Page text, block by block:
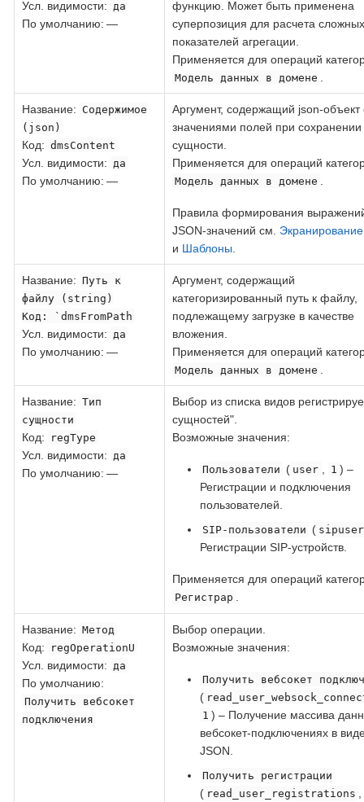
Усл. видимости: да
По умолчанию: —
функцию. Может быть применена
суперпозиция для расчета сложных
показателей агрегации.
Применяется для операций
Модель данных в домене
Название: Содержимое
(json)
Код: dmsContent
Усл. видимости: да
По умолчанию: —
Аргумент, содержащий json-объект
значениями полей при сохранении
сущности.
Применяется для операций
Модель данных в домене
Правила формирования
JSON-значений см.
и Шаблоны
Название: Путь к
файлу (string)
Код : `dmsFromPath
Усл. видимости: да
По умолчанию: —
Аргумент, содержащий
категоризированный путь к файлу,
подлежащему загрузке в качестве
вложения.
Применяется для операций
Модель данных в домене
Название: Тип
сущности
Код: regType
Усл. видимости: да
По умолчанию: —
Выбор из списка видов
сущностей".
Возможные значения:
Пользователи ( user 1 ) –
Регистрации и подключения
пользователей.
SIP-пользователи ( sipuser
Регистрации SIP-устройств.
Применяется для операций
Регистрар
Название: Метод
Код: regOperationU
Усл. видимости: да
По умолчанию:
Получить вебсокет
подключения
Выбор операции.
Возможные значения:
Получить вебсокет
(
1 ) – Получение массива
вебсокет-подключениях в
JSON.
Получить регистрации
( read_user_registrations